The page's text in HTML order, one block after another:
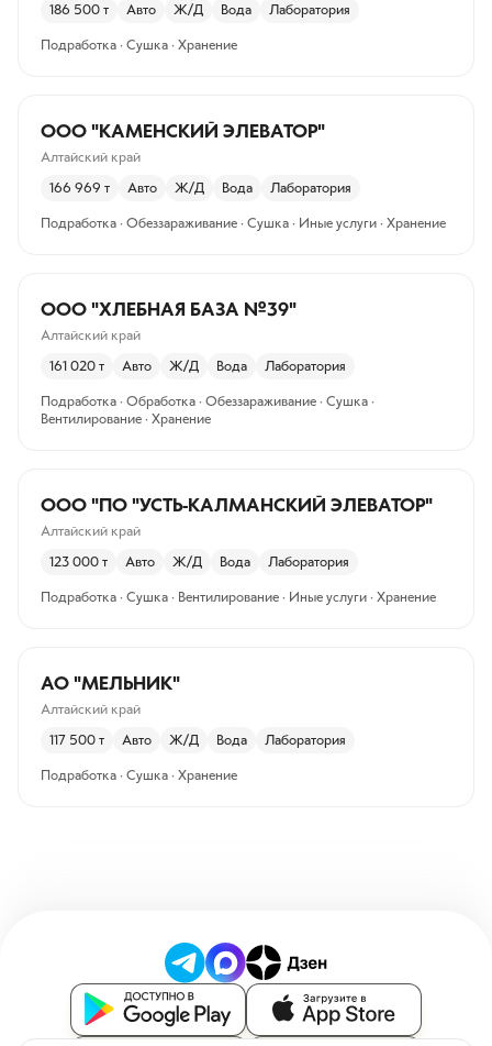
186 500 т Авто Ж/Д Вода Лаборатория
Подработка · Сушка · Хранение
ООО "КАМЕНСКИЙ ЭЛЕВАТОР"
Алтайский край
166 969 т Авто Ж/Д Вода Лаборатория
Подработка · Обеззараживание · Сушка · Иные услуги · Хранение
ООО "ХЛЕБНАЯ БАЗА №39"
Алтайский край
161 020 т Авто Ж/Д Вода Лаборатория
Подработка · Обработка · Обеззараживание · Сушка ·
Вентилирование · Хранение
ООО "ПО "УСТЬ-КАЛМАНСКИЙ ЭЛЕВАТОР"
Алтайский край
123 000 т Авто Ж/Д Вода Лаборатория
Подработка · Сушка · Вентилирование · Иные услуги · Хранение
АО "МЕЛЬНИК"
Алтайский край
117 500 т Авто Ж/Д Вода Лаборатория
Подработка · Сушка · Хранение